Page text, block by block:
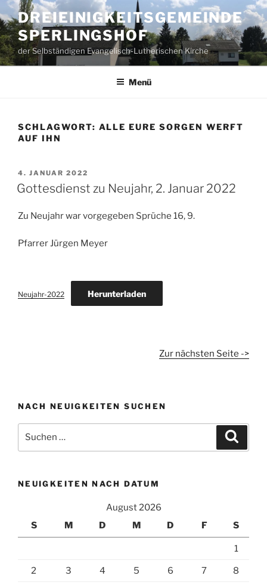
Zum
Inhalt
springen
DREIEINIGKEITSGEMEINDE
SPERLINGSHOF
der Selbständigen Evangelisch-Lutherischen Kirche
Menü
SCHLAGWORT: ALLE EURE SORGEN WERFT
AUF IHN
VERÖFFENTLICHT
AM
4. JANUAR 2022
Gottesdienst zu Neujahr, 2. Januar 2022
Zu Neujahr war vorgegeben Sprüche 16, 9.
Pfarrer Jürgen Meyer
Neujahr-2022 Herunterladen
Zur nächsten Seite ->
NACH NEUIGKEITEN SUCHEN
nach:
NEUIGKEITEN NACH DATUM
August 2026
S
M D M D F S
1
2 3 4 5 6 7 8